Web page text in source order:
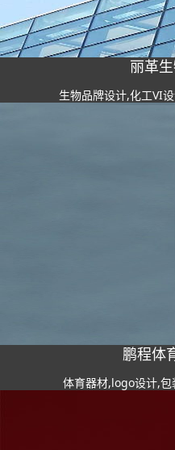
丽革
生物品牌设计,化工VI
鹏程体
体育器材,logo设计,